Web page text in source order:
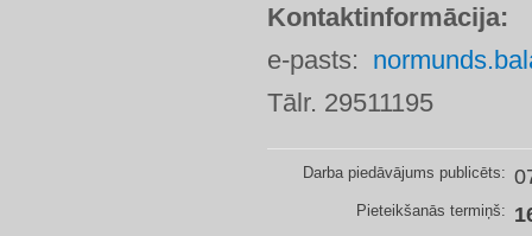
Kontaktinformācija:
e-pasts:
Tālr. 29511195
Darba piedāvājums publicēts:
Pieteikšanās termiņš: